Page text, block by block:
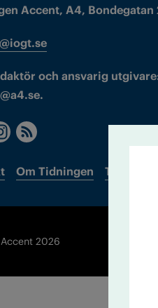
Accent, A4, Bondegatan
och ansvarig
Om Tidningen
2026